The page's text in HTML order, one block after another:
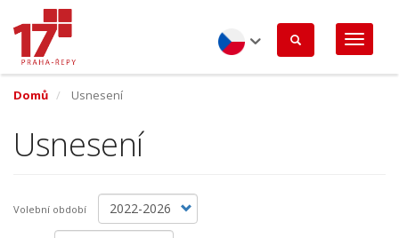
hlavnímu
obsahu
Czech
Domů
Usnesení
Usnesení
Volební období